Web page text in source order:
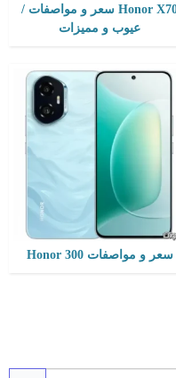
Honor X70 سعر و مواصفات /
عيوب و مميزات
سعر و مواصفات Honor 300